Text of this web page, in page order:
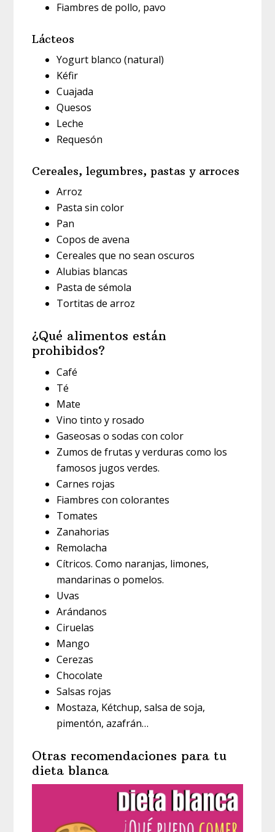
Fiambres de pollo, pavo
Lácteos
Yogurt blanco (natural)
Kéfir
Cuajada
Quesos
Leche
Requesón
Cereales, legumbres, pastas y arroces
Arroz
Pasta sin color
Pan
Copos de avena
Cereales que no sean oscuros
Alubias blancas
Pasta de sémola
Tortitas de arroz
¿Qué alimentos están
prohibidos?
Café
Té
Mate
Vino tinto y rosado
Gaseosas o sodas con color
Zumos de frutas y verduras como los
famosos jugos verdes.
Carnes rojas
Fiambres con colorantes
Tomates
Zanahorias
Remolacha
Cítricos. Como naranjas, limones,
mandarinas o pomelos.
Uvas
Arándanos
Ciruelas
Mango
Cerezas
Chocolate
Salsas rojas
Mostaza, Kétchup, salsa de soja,
pimentón, azafrán…
Otras recomendaciones para tu
dieta blanca